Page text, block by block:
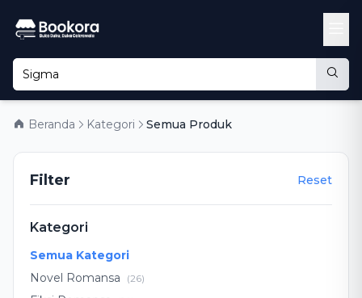
Beranda Kategori Semua Produk
Filter Reset
Kategori
Semua Kategori
Novel Romansa
(26)